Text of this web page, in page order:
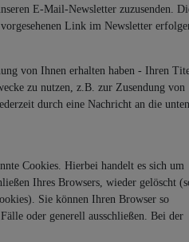
E-Mail-Newsletter zuzusenden.
Link im Newsletter
von Ihnen erhalten haben - Ihren
zu nutzen, z.B. zur Zusendung von
durch eine Nachricht an die unten
Cookies. Hierbei handelt es sich um
Ihres Browsers, wieder gelöscht
Sie können Ihren Browser so
oder generell ausschließen. Bei der